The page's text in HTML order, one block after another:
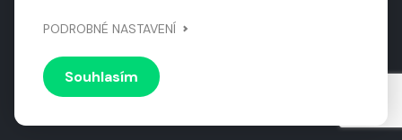
Národní knihovnou ČR
© 2026 Visiongame. Všechna práva vyhrazena.
ochrany soukromí
PODROBNÉ NASTAVENÍ
Souhlasím